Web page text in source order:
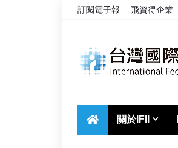
訂閱電子報 飛資得企業
關於IFII